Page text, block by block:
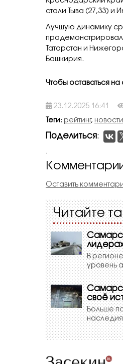
стали Тыва (27,33) и
Лучшую динамику
Татарстан и
Башкирия.
Чтобы оставаться
23.12.2025 16:41
Теги: рейтинг,
Поделиться :
.
Оставить
Читайте
В
уровень
своё
Больше
наследия